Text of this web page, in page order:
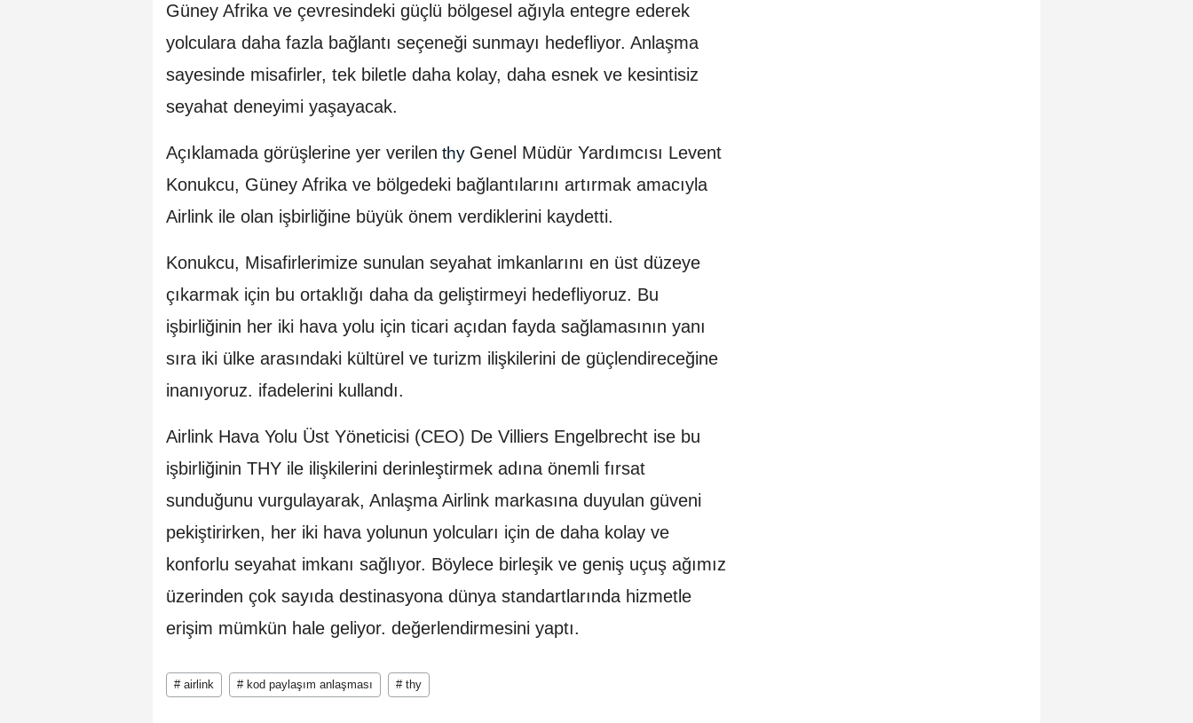
Güney Afrika ve çevresindeki güçlü bölgesel ağıyla entegre ederek
yolculara daha fazla bağlantı seçeneği sunmayı hedefliyor. Anlaşma
sayesinde misafirler, tek biletle daha kolay, daha esnek ve kesintisiz
seyahat deneyimi yaşayacak.
Açıklamada görüşlerine yer verilen thy Genel Müdür Yardımcısı Levent
Konukcu, Güney Afrika ve bölgedeki bağlantılarını artırmak amacıyla
Airlink ile olan işbirliğine büyük önem verdiklerini kaydetti.
Konukcu, Misafirlerimize sunulan seyahat imkanlarını en üst düzeye
çıkarmak için bu ortaklığı daha da geliştirmeyi hedefliyoruz. Bu
işbirliğinin her iki hava yolu için ticari açıdan fayda sağlamasının yanı
sıra iki ülke arasındaki kültürel ve turizm ilişkilerini de güçlendireceğine
inanıyoruz. ifadelerini kullandı.
Airlink Hava Yolu Üst Yöneticisi (CEO) De Villiers Engelbrecht ise bu
işbirliğinin THY ile ilişkilerini derinleştirmek adına önemli fırsat
sunduğunu vurgulayarak, Anlaşma Airlink markasına duyulan güveni
pekiştirirken, her iki hava yolunun yolcuları için de daha kolay ve
konforlu seyahat imkanı sağlıyor. Böylece birleşik ve geniş uçuş ağımız
üzerinden çok sayıda destinasyona dünya standartlarında hizmetle
erişim mümkün hale geliyor. değerlendirmesini yaptı.
# airlink # kod paylaşım anlaşması # thy